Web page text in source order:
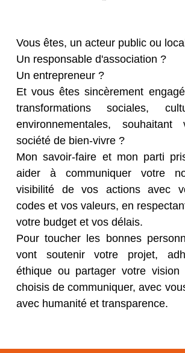
Vous êtes, un acteur public ou
Un responsable d'association ?
Un entrepreneur ?
Et vous êtes sincèrement
transformations sociales,
environnementales, souhaitant
société de bien-vivre ?
Mon savoir-faire et mon parti
aider à communiquer votre
visibilité de vos actions avec
codes et vos valeurs, en
votre budget et vos délais.
Pour toucher les bonnes
vont soutenir votre projet,
éthique ou partager votre
choisis de communiquer, avec
avec humanité et transparence.